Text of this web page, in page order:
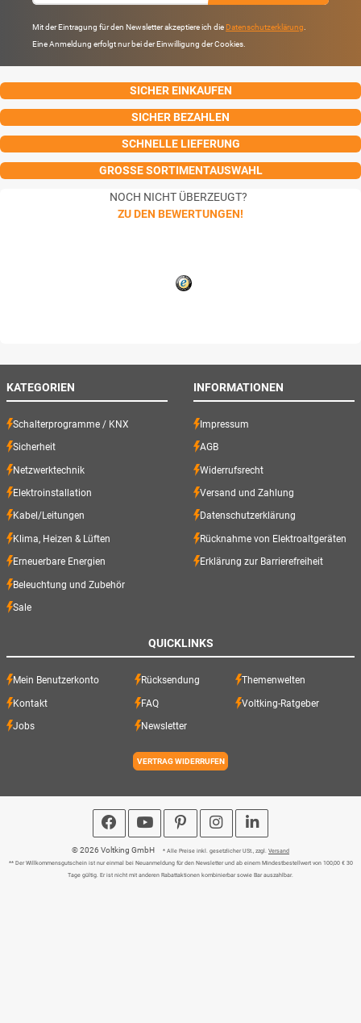
Mit der Eintragung für den Newsletter akzeptiere ich die Datenschutzerklärung
Eine Anmeldung erfolgt nur bei der Einwilligung der Cookies.
SICHER EINKAUFEN
SICHER BEZAHLEN
SCHNELLE LIEFERUNG
GROSSE SORTIMENTAUSWAHL
NOCH NICHT ÜBERZEUGT?
ZU DEN BEWERTUNGEN!
KATEGORIEN
Schalterprogramme / KNX
Sicherheit
Netzwerktechnik
Elektroinstallation
Kabel/Leitungen
Klima, Heizen & Lüften
Erneuerbare Energien
Beleuchtung und Zubehör
Sale
INFORMATIONEN
Impressum
AGB
Widerrufsrecht
Versand und Zahlung
Datenschutzerklärung
Rücknahme von Elektroaltgeräten
Erklärung zur Barrierefreiheit
QUICKLINKS
Mein Benutzerkonto Rücksendung Themenwelten
Kontakt FAQ Voltking-Ratgeber
Jobs Newsletter
VERTRAG WIDERRUFEN
© 2026 Voltking GmbH * Alle Preise inkl. gesetzlicher USt., zzgl. Versand
** Der Willkommensgutschein ist nur einmal bei Neuanmeldung für den Newsletter und ab einem Mindestbestellwert von 100,00 € 30
Tage gültig. Er ist nicht mit anderen Rabattaktionen kombinierbar sowie Bar auszahlbar.